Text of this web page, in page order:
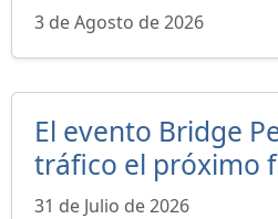
3 de Agosto de 2026
El evento Bridge
tráfico el próximo
31 de Julio de 2026